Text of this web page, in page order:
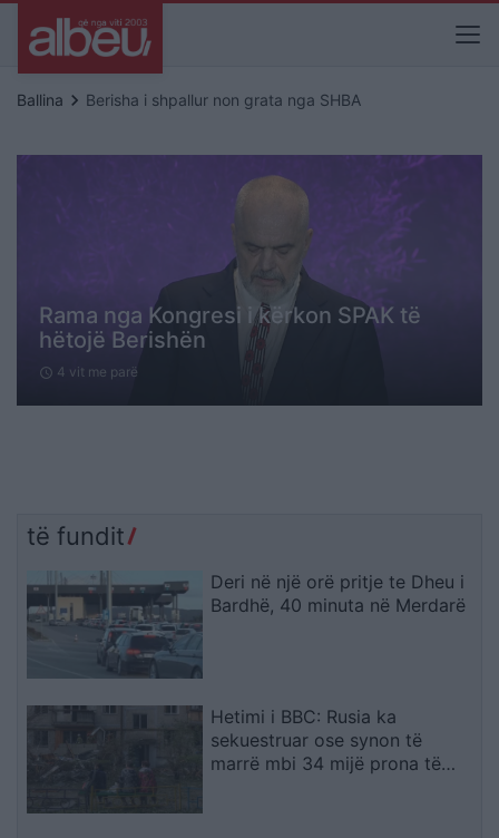
Ballina keyboard_arrow_right Berisha i shpallur non grata nga SHBA
Rama nga Kongresi i kërkon SPAK të
hëtojë Berishën
schedule 4 vit me parë
të fundit
Deri në një orë pritje te Dheu i
Bardhë, 40 minuta në Merdarë
Hetimi i BBC: Rusia ka
sekuestruar ose synon të
marrë mbi 34 mijë prona të